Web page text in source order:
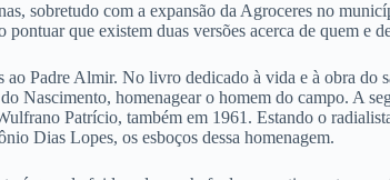
sobretudo com a expansão da Agroceres no
que existem duas versões acerca de quem e
Padre Almir. No livro dedicado à vida e à obra do
Nascimento, homenagear o homem do campo. A
Patrício, também em 1961. Estando o
Dias Lopes, os esboços dessa homenagem.